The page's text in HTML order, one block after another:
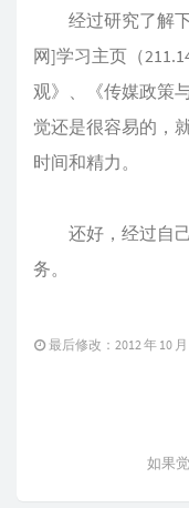
经过研究了解下
网]学习主页（
观》、《传媒政策
觉还是很容易的，
时间和精力。
还好，经过自己
务。
最后修改：2012 年 10 月
如果